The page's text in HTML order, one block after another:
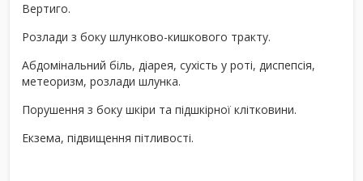
Вертиго.
Розлади з боку шлунково-кишкового тракту.
Абдомінальний біль, діарея, сухість у роті, диспепсія,
метеоризм, розлади шлунка.
Порушення з боку шкіри та підшкірної клітковини.
Екзема, підвищення пітливості.